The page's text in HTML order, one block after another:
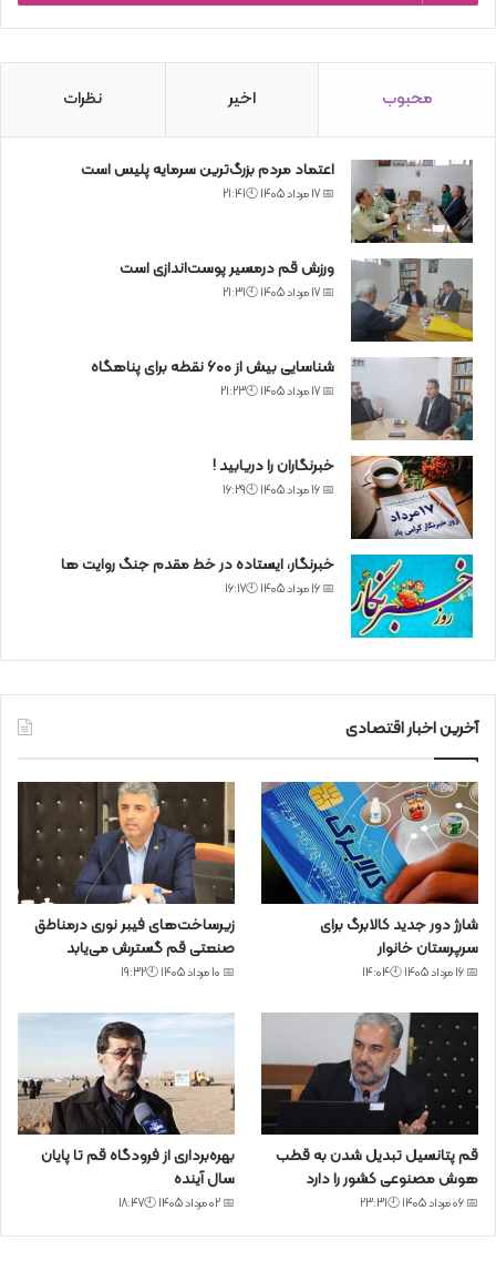
محبوب اخیر نظرات
اعتماد مردم بزرگ‌ترین سرمایه پلیس است
📅 17 مرداد 1405 🕙21:41
ورزش قم درمسیر پوست‌اندازی است
📅 17 مرداد 1405 🕙21:31
شناسایی بیش از ۶۰۰ نقطه برای پناهگاه
📅 17 مرداد 1405 🕙21:23
خبرنگاران را دریابید !
📅 16 مرداد 1405 🕙16:29
خبرنگار، ایستاده در خط مقدم جنگ روایت ها
📅 16 مرداد 1405 🕙16:17
آخرین اخبار اقتصادی
شارژ دور جدید کالابرگ برای
سرپرستان خانوار
📅 16 مرداد 1405 🕙14:04
زیرساخت‌های فیبر نوری درمناطق
صنعتی قم گسترش می‌یابد
📅 10 مرداد 1405 🕙19:32
قم پتانسیل تبدیل شدن به قطب
هوش مصنوعی کشور را دارد
📅 06 مرداد 1405 🕙23:31
بهره‌برداری از فرودگاه قم تا پایان
سال آینده
📅 02 مرداد 1405 🕙18:47